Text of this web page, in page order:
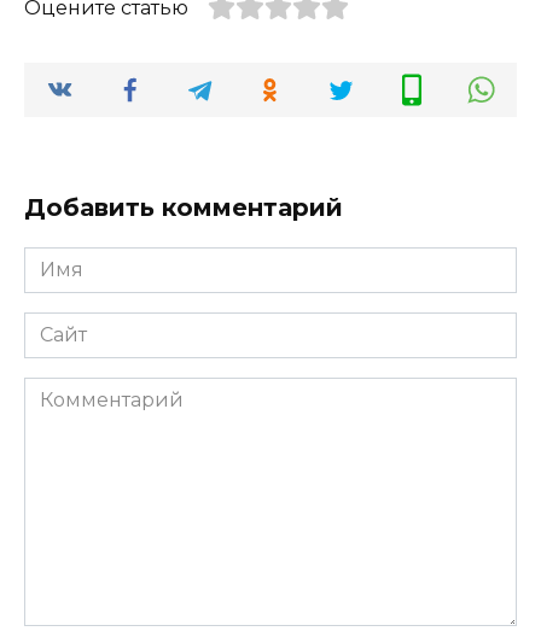
Оцените статью
Добавить комментарий
Имя
*
Сайт
Комментарий